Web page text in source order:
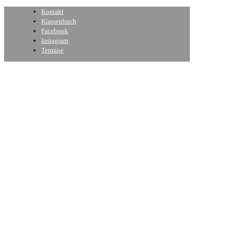
Kontakt
Klassenbuch
Facebook
Instagram
Termine